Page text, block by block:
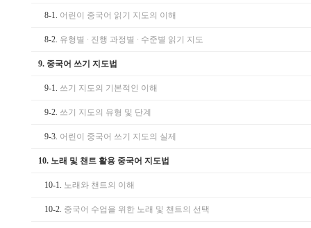
8-1. 어린이 중국어 읽기 지도의 이해
8-2. 유형별 ∙ 진행 과정별 ∙ 수준별 읽기 지도
9. 중국어 쓰기 지도법
9-1. 쓰기 지도의 기본적인 이해
9-2. 쓰기 지도의 유형 및 단계
9-3. 어린이 중국어 쓰기 지도의 실제
10. 노래 및 챈트 활용 중국어 지도법
10-1. 노래와 챈트의 이해
10-2. 중국어 수업을 위한 노래 및 챈트의 선택